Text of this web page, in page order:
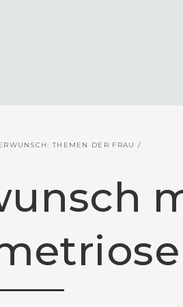
THEMEN DER FRAU /